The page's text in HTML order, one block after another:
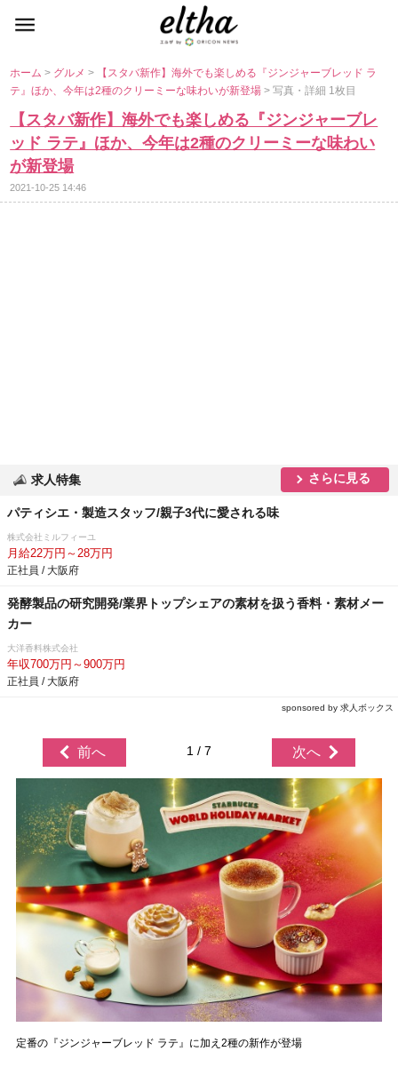
ホーム> グルメ>
【スタバ新作】海外でも楽しめる『ジンジャーブレッド ラ
テ』ほか、今年は2種のクリーミーな味わいが新登場> 写真・詳細 1枚目
【スタバ新作】海外でも楽しめる『ジンジャーブレ
ッド ラテ』ほか、今年は2種のクリーミーな味わい
が新登場
2021-10-25 14:46
求人特集 さらに見る
パティシエ・製造スタッフ/親子3代に愛される味
株式会社ミルフィーユ
月給22万円～28万円
正社員 / 大阪府
発酵製品の研究開発/業界トップシェアの素材を扱う香料・素材メー
カー
大洋香料株式会社
年収700万円～900万円
正社員 / 大阪府
sponsored by 求人ボックス
前へ 1 / 7 次へ
定番の『ジンジャーブレッド ラテ』に加え2種の新作が登場